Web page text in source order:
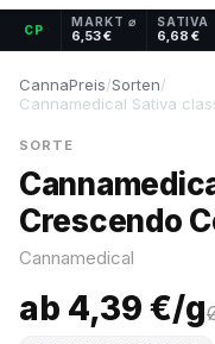
CP
MARKT ⌀
6,53 €
SATIVA
6,68 €
CannaPreis/Sorten/
Cannamedical Sativa
SORTE
Crescendo
Cannamedical
ab 4,39 €/g